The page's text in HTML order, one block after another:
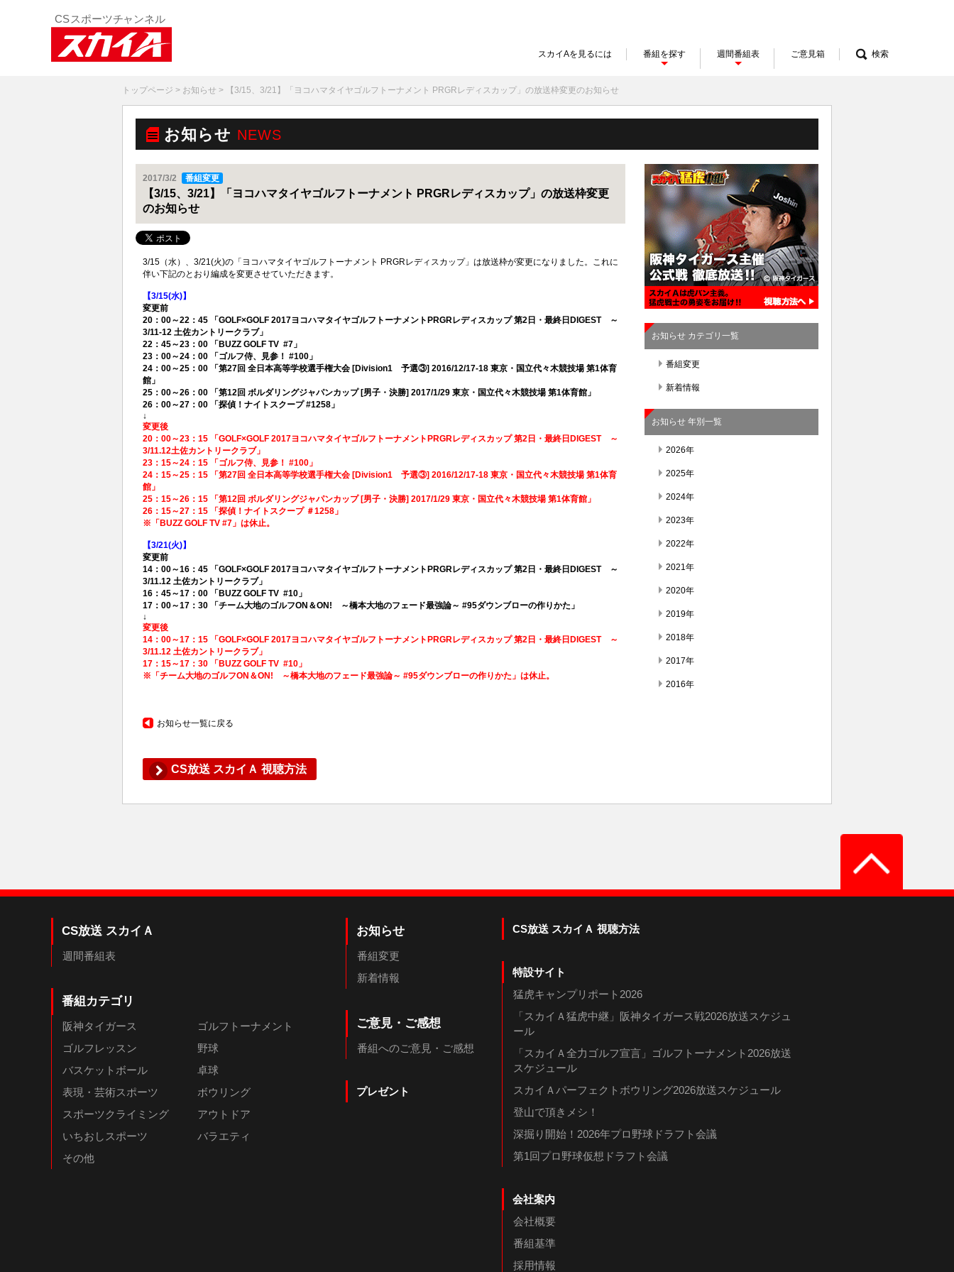
スカイAを見るには 番組を探す 週間番組表 ご意見箱 検索
トップページ > お知らせ > 【3/15、3/21】「ヨコハマタイヤゴルフトーナメント PRGRレディスカップ」の放送枠変更のお知らせ
お知らせ NEWS
2017/3/2 番組変更
【3/15、3/21】「ヨコハマタイヤゴルフトーナメント PRGRレディスカップ」の放送枠変更
のお知らせ
3/15（水）、3/21(火)の「ヨコハマタイヤゴルフトーナメント PRGRレディスカップ」は放送枠が変更になりました。これに
伴い下記のとおり編成を変更させていただきます。
【3/15(水)】
変更前
20：00～22：45 「GOLF×GOLF 2017ヨコハマタイヤゴルフトーナメントPRGRレディスカップ 第2日・最終日DIGEST ～
3/11-12 土佐カントリークラブ」
22：45～23：00 「BUZZ GOLF TV #7」
23：00～24：00 「ゴルフ侍、見参！ #100」
24：00～25：00 「第27回 全日本高等学校選手権大会 [Division1 予選③] 2016/12/17-18 東京・国立代々木競技場 第1体育
館」
25：00～26：00 「第12回 ボルダリングジャパンカップ [男子・決勝] 2017/1/29 東京・国立代々木競技場 第1体育館」
26：00～27：00 「探偵！ナイトスクープ #1258」
↓
変更後
20：00～23：15 「GOLF×GOLF 2017ヨコハマタイヤゴルフトーナメントPRGRレディスカップ 第2日・最終日DIGEST ～
3/11.12土佐カントリークラブ」
23：15～24：15 「ゴルフ侍、見参！ #100」
24：15～25：15 「第27回 全日本高等学校選手権大会 [Division1 予選③] 2016/12/17-18 東京・国立代々木競技場 第1体育
館」
25：15～26：15 「第12回 ボルダリングジャパンカップ [男子・決勝] 2017/1/29 東京・国立代々木競技場 第1体育館」
26：15～27：15 「探偵！ナイトスクープ ＃1258」
※「BUZZ GOLF TV #7」は休止。
【3/21(火)】
変更前
14：00～16：45 「GOLF×GOLF 2017ヨコハマタイヤゴルフトーナメントPRGRレディスカップ 第2日・最終日DIGEST ～
3/11.12 土佐カントリークラブ」
16：45～17：00 「BUZZ GOLF TV #10」
17：00～17：30 「チーム大地のゴルフON＆ON! ～橋本大地のフェード最強論～ #95ダウンブローの作りかた」
↓
変更後
14：00～17：15 「GOLF×GOLF 2017ヨコハマタイヤゴルフトーナメントPRGRレディスカップ 第2日・最終日DIGEST ～
3/11.12 土佐カントリークラブ」
17：15～17：30 「BUZZ GOLF TV #10」
※「チーム大地のゴルフON＆ON! ～橋本大地のフェード最強論～ #95ダウンブローの作りかた」は休止。
お知らせ一覧に戻る
CS放送 スカイＡ 視聴方法
お知らせ カテゴリ一覧
番組変更
新着情報
お知らせ 年別一覧
2026年
2025年
2024年
2023年
2022年
2021年
2020年
2019年
2018年
2017年
2016年
CS放送 スカイＡ
週間番組表
番組カテゴリ
阪神タイガース
ゴルフトーナメント
ゴルフレッスン
野球
バスケットボール
卓球
表現・芸術スポーツ
ボウリング
スポーツクライミング
アウトドア
いちおしスポーツ
バラエティ
その他
お知らせ
番組変更
新着情報
ご意見・ご感想
番組へのご意見・ご感想
プレゼント
CS放送 スカイＡ 視聴方法
特設サイト
猛虎キャンプリポート2026
「スカイＡ猛虎中継」阪神タイガース戦2026放送スケジュ
ール
「スカイＡ全力ゴルフ宣言」ゴルフトーナメント2026放送
スケジュール
スカイＡパーフェクトボウリング2026放送スケジュール
登山で頂きメシ！
深掘り開始！2026年プロ野球ドラフト会議
第1回プロ野球仮想ドラフト会議
会社案内
会社概要
番組基準
採用情報